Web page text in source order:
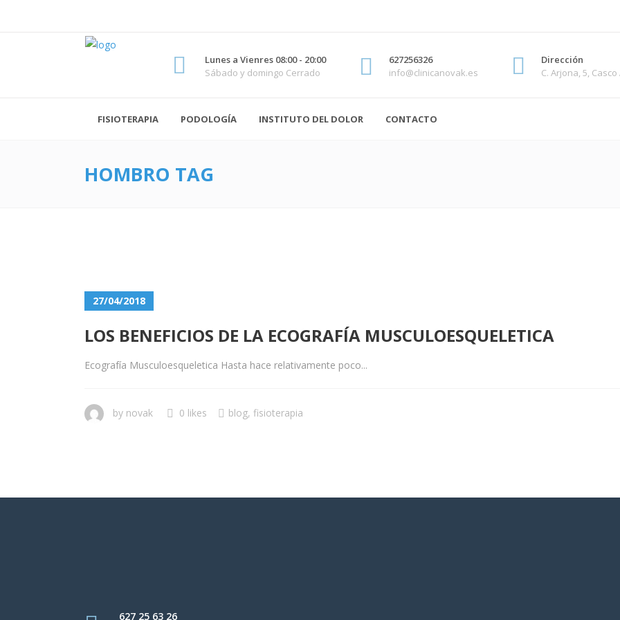
Lunes a Vienres 08:00 - 20:00
Sábado y domingo Cerrado
627256326
info@clinicanovak.es
Dirección
C. Arjona, 5,
FISIOTERAPIA PODOLOGÍA INSTITUTO DEL DOLOR CONTACTO
HOMBRO TAG
27/04/2018
LOS BENEFICIOS DE LA ECOGRAFÍA MUSCULOESQUELETICA
Ecografía Musculoesqueletica Hasta hace relativamente poco...
by novak 0 likes blog, fisioterapia
627 25 63 26